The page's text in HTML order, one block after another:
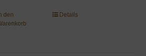
den
Details